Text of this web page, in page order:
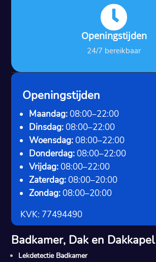

Openingstijden
24/7 bereikbaar
Openingstijden
Maandag: 08:00–22:00
Dinsdag: 08:00–22:00
Woensdag: 08:00–22:00
Donderdag: 08:00–22:00
Vrijdag: 08:00–22:00
Zaterdag: 08:00–20:00
Zondag: 08:00–20:00
KVK: 77494490
Badkamer, Dak en Dakkapel
Lekdetectie Badkamer